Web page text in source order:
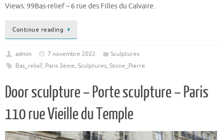
Views: 99Bas-relief – 6 rue des Filles du Calvaire.
Continue reading
admin 7 novembre 2022
Sculptures
Bas_relief, Paris 3ème, Sculptures, Stone_Pierre
Door sculpture – Porte sculpture – Paris
110 rue Vieille du Temple